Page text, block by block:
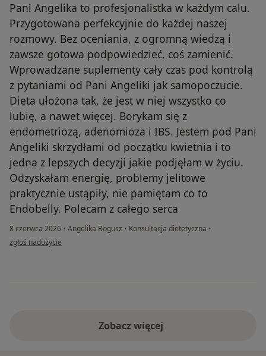
Pani Angelika to profesjonalistka w każdym calu.
Przygotowana perfekcyjnie do każdej naszej
rozmowy. Bez oceniania, z ogromną wiedzą i
zawsze gotowa podpowiedzieć, coś zamienić.
Wprowadzane suplementy cały czas pod kontrolą
z pytaniami od Pani Angeliki jak samopoczucie.
Dieta ułożona tak, że jest w niej wszystko co
lubię, a nawet więcej. Borykam się z
endometriozą, adenomioza i IBS. Jestem pod Pani
Angeliki skrzydłami od początku kwietnia i to
jedna z lepszych decyzji jakie podjęłam w życiu.
Odzyskałam energię, problemy jelitowe
praktycznie ustąpiły, nie pamiętam co to
Endobelly. Polecam z całego serca
8 czerwca 2026 • Angelika Bogusz • Konsultacja dietetyczna •
w opinii użytkownika SW
zgłoś nadużycie
Zobacz więcej